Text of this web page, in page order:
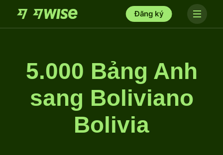
Đăng ký
5.000 Bảng Anh
sang Boliviano
Bolivia